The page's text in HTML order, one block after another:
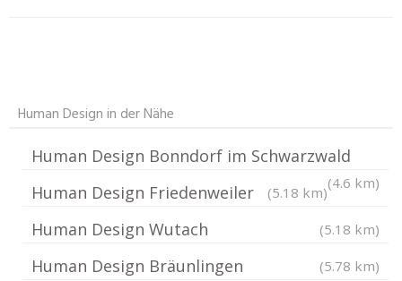
Human Design in der Nähe
Human Design Bonndorf im Schwarzwald
(4.6 km)
Human Design Friedenweiler (5.18 km)
Human Design Wutach (5.18 km)
Human Design Bräunlingen (5.78 km)